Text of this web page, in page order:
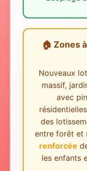
🏠 Zones
Nouveaux
massif,
avec
des
entre forêt et
renforcée
les enfants